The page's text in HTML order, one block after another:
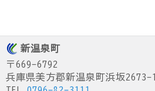
新温泉町
〒669-6792
兵庫県美方郡新温泉町浜坂2673-1